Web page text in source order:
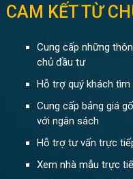
CAM KẾT TỪ
Cung cấp những
chủ đầu tư
Hỗ trợ quý khách
Cung cấp bảng giá
với ngân sách
Hỗ trợ tư vấn trực
Xem nhà mẫu trực